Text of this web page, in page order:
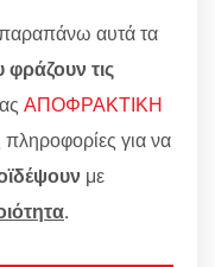
αυτά τα
τις
ΑΠΟΦΡΑΚΤΙΚΗ
για να
με
.